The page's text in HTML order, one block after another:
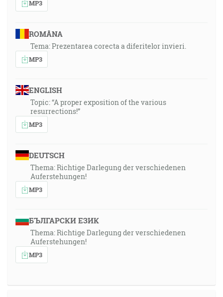
MP3
ROMÂNA
Tema: Prezentarea corecta a diferitelor invieri.
MP3
ENGLISH
Topic: “A proper exposition of the various
resurrections!”
MP3
DEUTSCH
Thema: Richtige Darlegung der verschiedenen
Auferstehungen!
MP3
БЪЛГАРСКИ ЕЗИК
Thema: Richtige Darlegung der verschiedenen
Auferstehungen!
MP3